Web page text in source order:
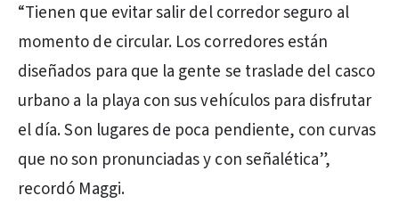
“Tienen que evitar salir del corredor seguro al
momento de circular. Los corredores están
diseñados para que la gente se traslade del casco
urbano a la playa con sus vehículos para disfrutar
el día. Son lugares de poca pendiente, con curvas
que no son pronunciadas y con señalética”,
recordó Maggi.